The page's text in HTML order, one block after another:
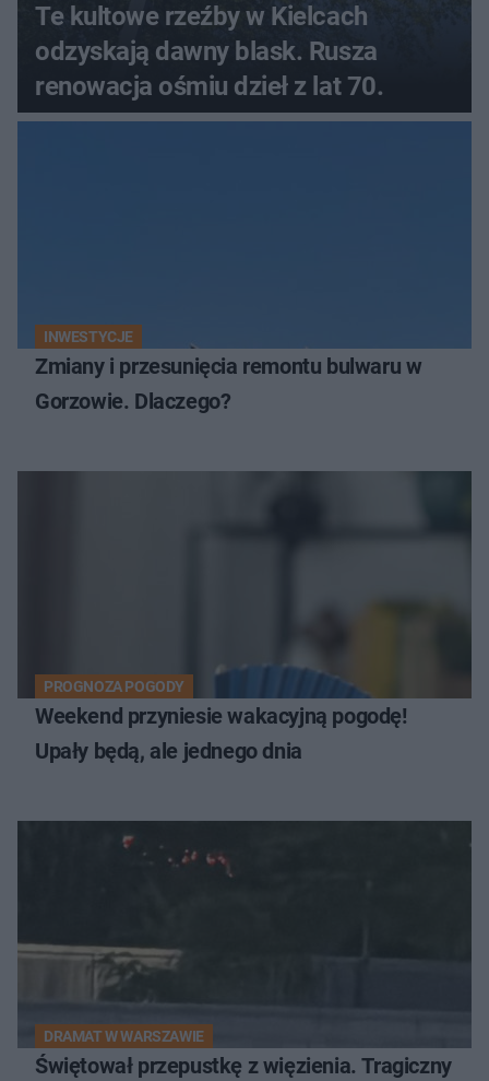
Te kultowe rzeźby w Kielcach
odzyskają dawny blask. Rusza
renowacja ośmiu dzieł z lat 70.
INWESTYCJE
Zmiany i przesunięcia remontu bulwaru w
Gorzowie. Dlaczego?
PROGNOZA POGODY
Weekend przyniesie wakacyjną pogodę!
Upały będą, ale jednego dnia
DRAMAT W WARSZAWIE
Świętował przepustkę z więzienia. Tragiczny